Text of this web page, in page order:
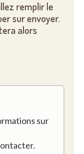
remplir le
sur envoyer.
alors